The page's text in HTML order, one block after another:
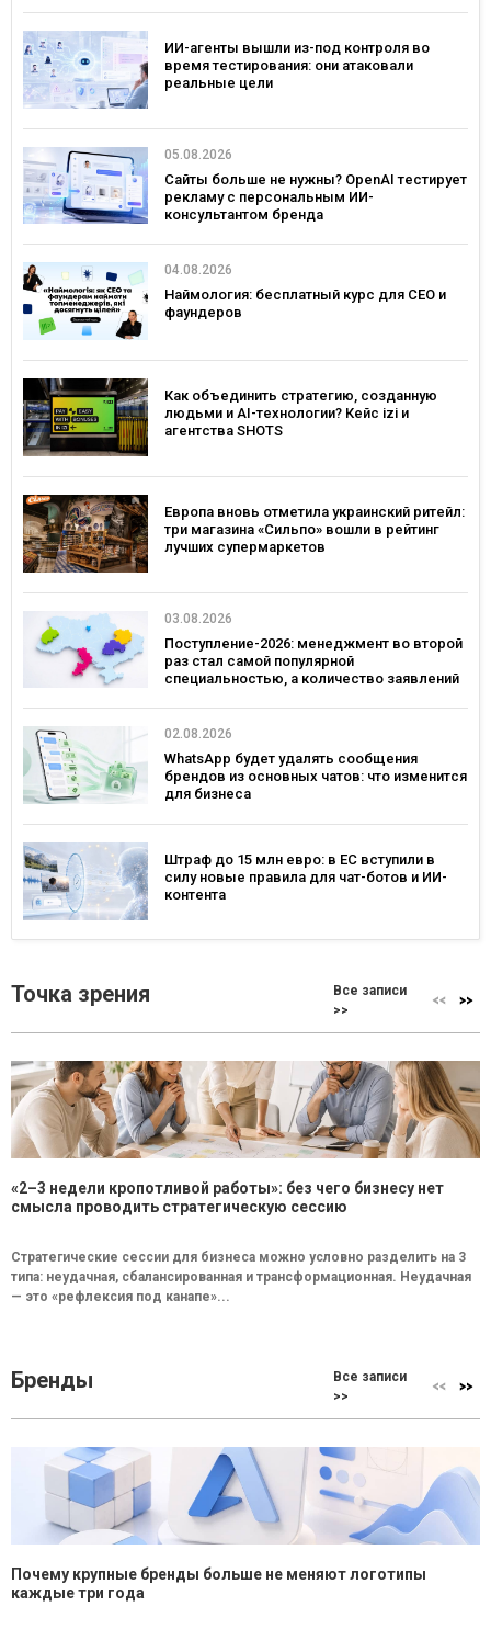
ИИ-агенты вышли из-под контроля во
время тестирования: они атаковали
реальные цели
05.08.2026
Сайты больше не нужны? OpenAI тестирует
рекламу с персональным ИИ-
консультантом бренда
04.08.2026
Наймология: бесплатный курс для CEO и
фаундеров
Как объединить стратегию, созданную
людьми и AI-технологии? Кейс izi и
агентства SHOTS
Европа вновь отметила украинский ритейл:
три магазина «Сильпо» вошли в рейтинг
лучших супермаркетов
03.08.2026
Поступление-2026: менеджмент во второй
раз стал самой популярной
специальностью, а количество заявлений
02.08.2026
WhatsApp будет удалять сообщения
брендов из основных чатов: что изменится
для бизнеса
Штраф до 15 млн евро: в ЕС вступили в
силу новые правила для чат-ботов и ИИ-
контента
Точка зрения
Все записи
>>
«2–3 недели кропотливой работы»: без чего бизнесу нет
смысла проводить стратегическую сессию
Стратегические сессии для бизнеса можно условно разделить на 3
типа: неудачная, сбалансированная и трансформационная. Неудачная
— это «рефлексия под канапе»...
Бренды
Все записи
>>
Почему крупные бренды больше не меняют логотипы
каждые три года